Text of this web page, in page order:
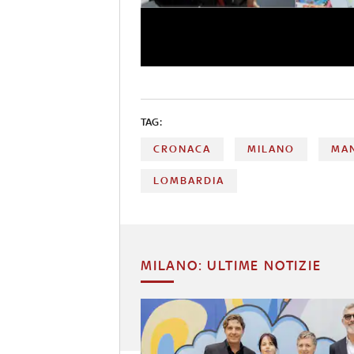
TAG:
CRONACA MILANO
LOMBARDIA
MILANO: ULTIME NOTIZIE